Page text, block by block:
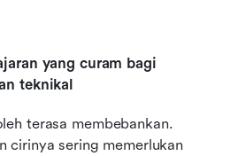
yang curam bagi
teknikal
terasa membebankan.
cirinya sering memerlukan